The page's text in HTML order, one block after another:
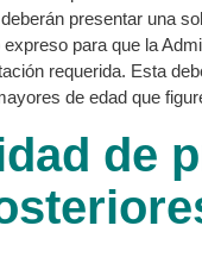
presentar una
para que la
requerida. Esta
de edad que
de